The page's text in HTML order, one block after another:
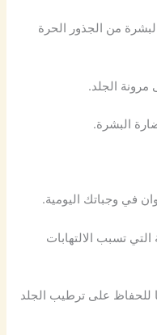
من الجذور الحرة
مرونة الجلد.
البشرة.
في وجباتك اليومية.
تسبب الالتهابات
ماء يوميًا للحفاظ على ترطيب الجلد